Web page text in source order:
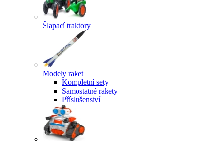
Šlapací traktory
Modely raket
Kompletní sety
Samostatné rakety
Příslušenství